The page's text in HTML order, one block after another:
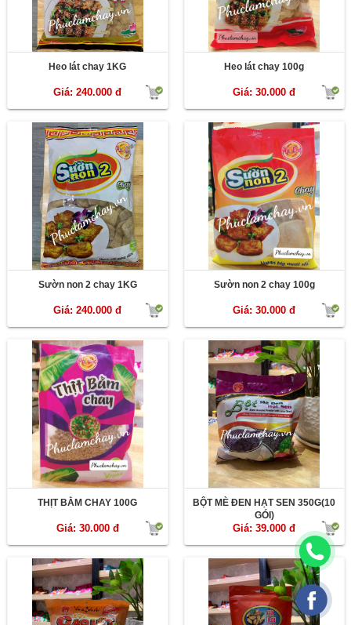
Heo lát chay 1KG
Giá: 240.000 đ
Heo lát chay 100g
Giá: 30.000 đ
Sườn non 2 chay 1KG
Giá: 240.000 đ
Sườn non 2 chay 100g
Giá: 30.000 đ
THỊT BẰM CHAY 100G
Giá: 30.000 đ
BỘT MÈ ĐEN HẠT SEN 350G(10
GÓI)
Giá: 39.000 đ